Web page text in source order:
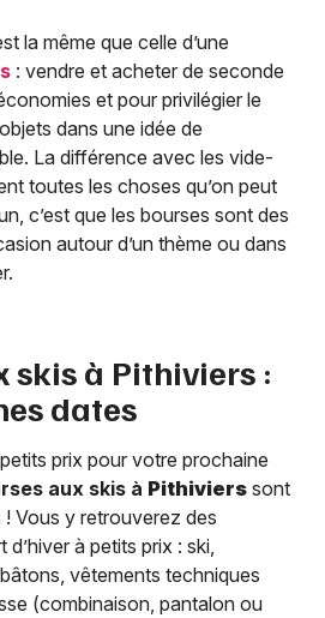
la même que celle d’une
: vendre et acheter de seconde
et pour privilégier le
dans une idée de
La différence avec les vide-
toutes les choses qu’on peut
c’est que les bourses sont des
autour d’un thème ou dans
skis à Pithiviers :
dates
prix pour votre prochaine
aux skis à Pithiviers sont
! Vous y retrouverez des
à petits prix : ski,
vêtements techniques
(combinaison, pantalon ou